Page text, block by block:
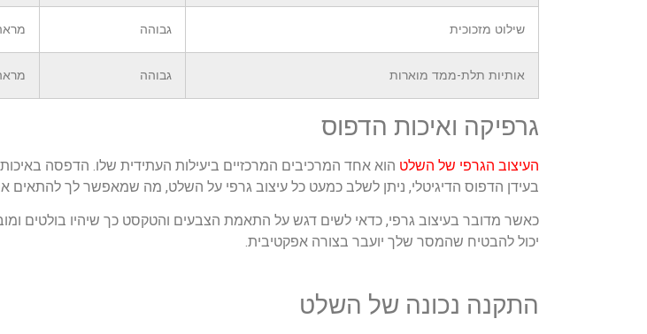
שילוט מזכוכית גבוהה
אותיות תלת-ממד מוארות גבוהה
גרפיקה ואיכות הדפוס
העיצוב הגרפי של השלט הוא אחד המרכיבים המרכזיים ביעילות העתידית שלו. הדפסה
בעידן הדפוס הדיגיטלי, ניתן לשלב כמעט כל עיצוב גרפי על השלט, מה שמאפשר לך
כאשר מדובר בעיצוב גרפי, כדאי לשים דגש על התאמת הצבעים והטקסט כך שיהיו בולטים
יכול להבטיח שהמסר שלך יועבר בצורה אפקטיבית.
התקנה נכונה של השלט